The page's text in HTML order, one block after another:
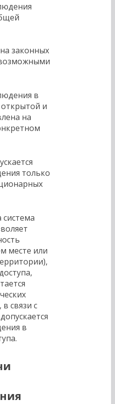
законных
в
открытой и
на
только
система
месте или
связи с
в